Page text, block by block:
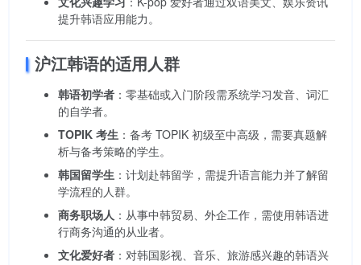
提升韩语应用能力。
沪江韩语的适用人群
韩语初学者 ：零基础或入门阶段需系统学习发音、词汇
的自学者。
TOPIK 考生 ：备考 TOPIK 初级至中高级，需要真题解
析与备考策略的学生。
韩国留学生 ：计划赴韩留学，需提升语言能力并了解留
学流程的人群。
商务职场人 ：从事中韩贸易、外企工作，需使用韩语进
行商务沟通的从业者。
文化爱好者 ：对韩国影视、音乐、旅游感兴趣的韩语兴